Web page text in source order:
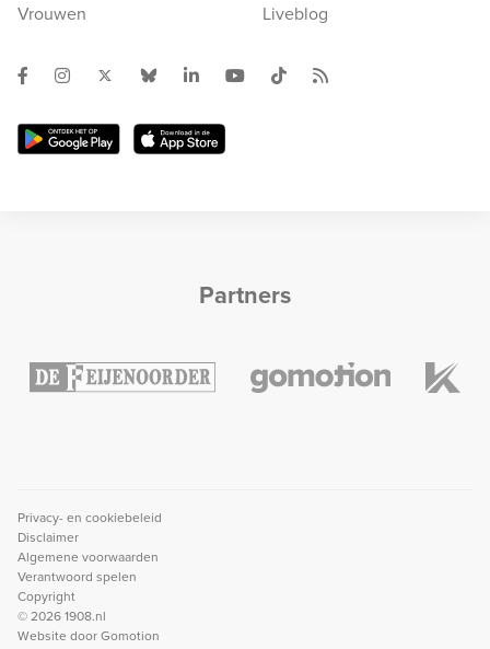
Vrouwen
Liveblog
Partners
Privacy- en cookiebeleid
Disclaimer
Algemene voorwaarden
Verantwoord spelen
Copyright
© 2026 1908.nl
Website doorGomotion